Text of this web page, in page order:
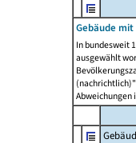
Gebäude
In bundesweit
ausgewählt
Abweichungen